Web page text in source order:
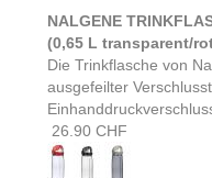
NALGENE
(0,65 L transparent/
Die Trinkflasche von
ausgefeilter
26.90 CHF